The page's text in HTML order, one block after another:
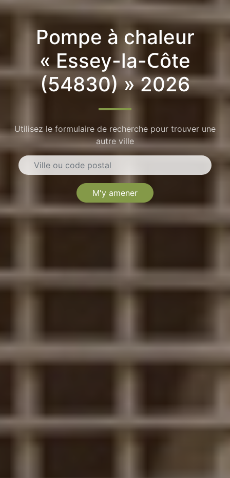
Pompe à chaleur
« Essey-la-Côte
(54830) » 2026
Utilisez le formulaire de recherche pour trouver une
autre ville
M'y amener